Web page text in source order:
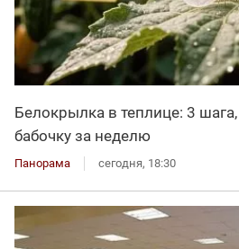
Белокрылка в теплице: 3
бабочку за неделю
Панорама сегодня, 18:30